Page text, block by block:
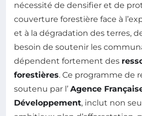
nécessité de densifier et de
couverture forestière face à
et à la dégradation des terres,
besoin de soutenir les
dépendent fortement des
forestières. Ce programme de
soutenu par l’ Agence
Développement, inclut non